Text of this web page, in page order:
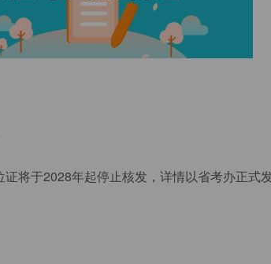
将于2028年起停止核发，详情以省考办正式